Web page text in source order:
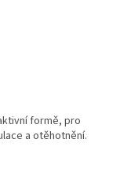
formě, pro
a otěhotnění.